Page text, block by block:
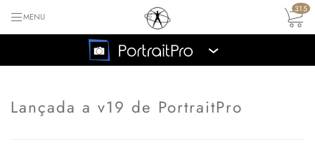
MENU
315
›
Lançada a v19 de PortraitPro